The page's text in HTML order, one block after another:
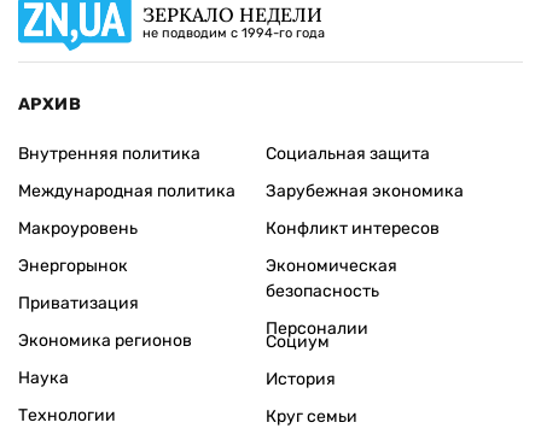
ЗЕРКАЛО НЕДЕЛИ
не подводим с 1994-го года
АРХИВ
Внутренняя политика
Международная политика
Макроуровень
Энергорынок
Приватизация
Экономика регионов
Социальная защита
Зарубежная экономика
Конфликт интересов
Экономическая
безопасность
Персоналии
Наука
Технологии
Социум
История
Круг семьи